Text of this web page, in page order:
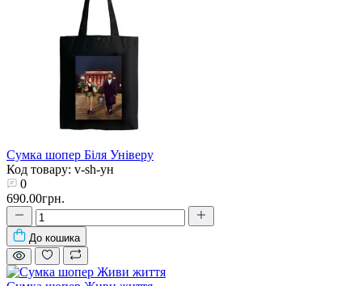
Сумка шопер Біля Універу
Код товару: v-sh-ун
0
690.00грн.
До кошика